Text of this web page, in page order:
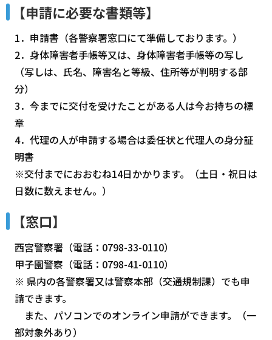
【申請に必要な書類等】
1．申請書（各警察署窓口にて準備しております。）
2．身体障害者手帳等又は、身体障害者手帳等の写し
（写しは、氏名、障害名と等級、住所等が判明する部
分）
3．今までに交付を受けたことがある人は今お持ちの標
章
4．代理の人が申請する場合は委任状と代理人の身分証
明書
※交付までにおおむね14日かかります。（土日・祝日は
日数に数えません。）
【窓口】
西宮警察署（電話：0798-33-0110）
甲子園警察（電話：0798-41-0110）
※ 県内の各警察署又は警察本部（交通規制課）でも申
請できます。
また、パソコンでのオンライン申請ができます。（一
部対象外あり）